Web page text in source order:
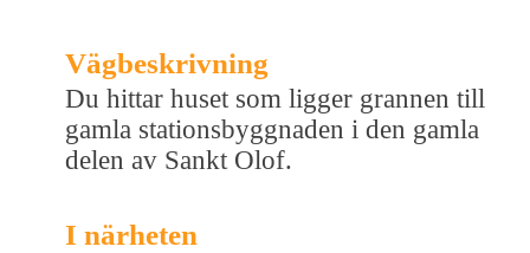
Vägbeskrivning
Du hittar huset som ligger grannen till
gamla stationsbyggnaden i den gamla
delen av Sankt Olof.
I närheten